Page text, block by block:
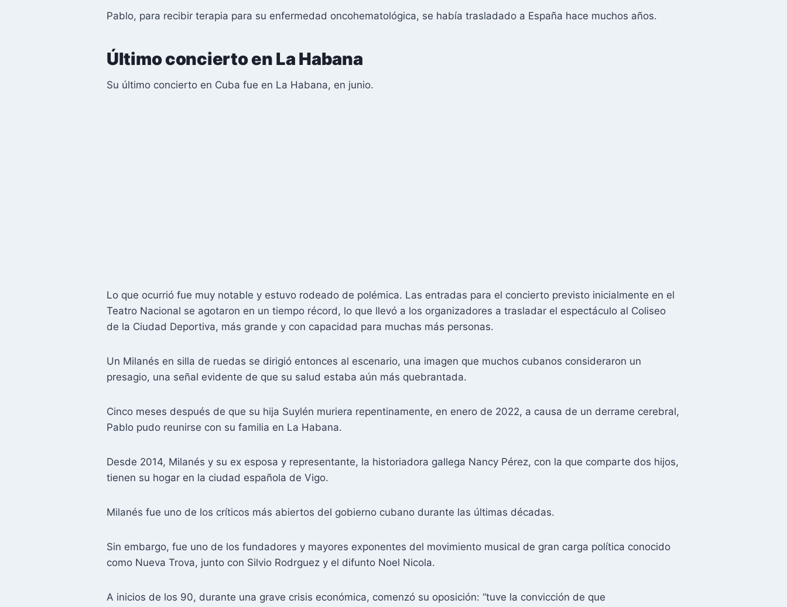
Pablo, para recibir terapia para su enfermedad oncohematológica, se había trasladado a España hace muchos años.
Último concierto en La Habana
Su último concierto en Cuba fue en La Habana, en junio.
Lo que ocurrió fue muy notable y estuvo rodeado de polémica. Las entradas para el concierto previsto inicialmente en el
Teatro Nacional se agotaron en un tiempo récord, lo que llevó a los organizadores a trasladar el espectáculo al Coliseo
de la Ciudad Deportiva, más grande y con capacidad para muchas más personas.
Un Milanés en silla de ruedas se dirigió entonces al escenario, una imagen que muchos cubanos consideraron un
presagio, una señal evidente de que su salud estaba aún más quebrantada.
Cinco meses después de que su hija Suylén muriera repentinamente, en enero de 2022, a causa de un derrame cerebral,
Pablo pudo reunirse con su familia en La Habana.
Desde 2014, Milanés y su ex esposa y representante, la historiadora gallega Nancy Pérez, con la que comparte dos hijos,
tienen su hogar en la ciudad española de Vigo.
Milanés fue uno de los críticos más abiertos del gobierno cubano durante las últimas décadas.
Sin embargo, fue uno de los fundadores y mayores exponentes del movimiento musical de gran carga política conocido
como Nueva Trova, junto con Silvio Rodrguez y el difunto Noel Nicola.
A inicios de los 90, durante una grave crisis económica, comenzó su oposición: “tuve la convicción de que